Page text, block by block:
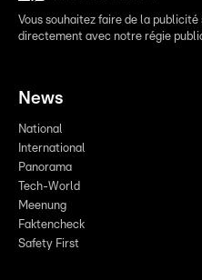
Vous souhaitez faire de la
directement avec notre régie
News
National
International
Panorama
Tech-World
Meenung
Faktencheck
Safety First